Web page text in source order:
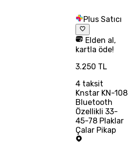
Plus Satıcı
Elden al,
kartla öde!
3.250 TL
4taksit
Knstar KN-108
Bluetooth
Özellikli 33-
45-78 Plaklar
Çalar Pikap